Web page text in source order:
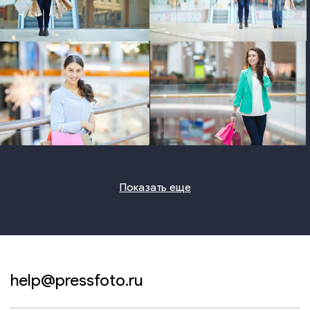
photo photo
photo photo
Показать еще
help@pressfoto.ru